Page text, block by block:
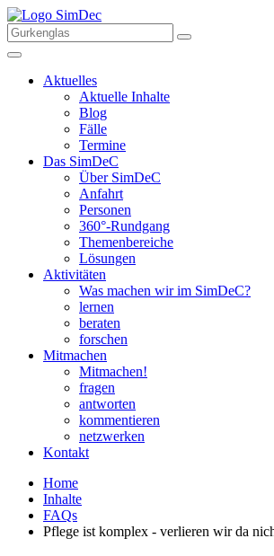
Aktuelles
Aktuelle Inhalte
Blog
Fälle
Termine
Das SimDeC
Über SimDeC
Anfahrt
Personen
360°-Rundgang
Themenbereiche
Lösungen
Aktivitäten
Was machen wir im SimDeC?
lernen
beraten
forschen
Mitmachen
Mitmachen!
fragen
antworten
kommentieren
netzwerken
Kontakt
Home
Inhalte
FAQs
Pflege ist komplex - verlieren wir da